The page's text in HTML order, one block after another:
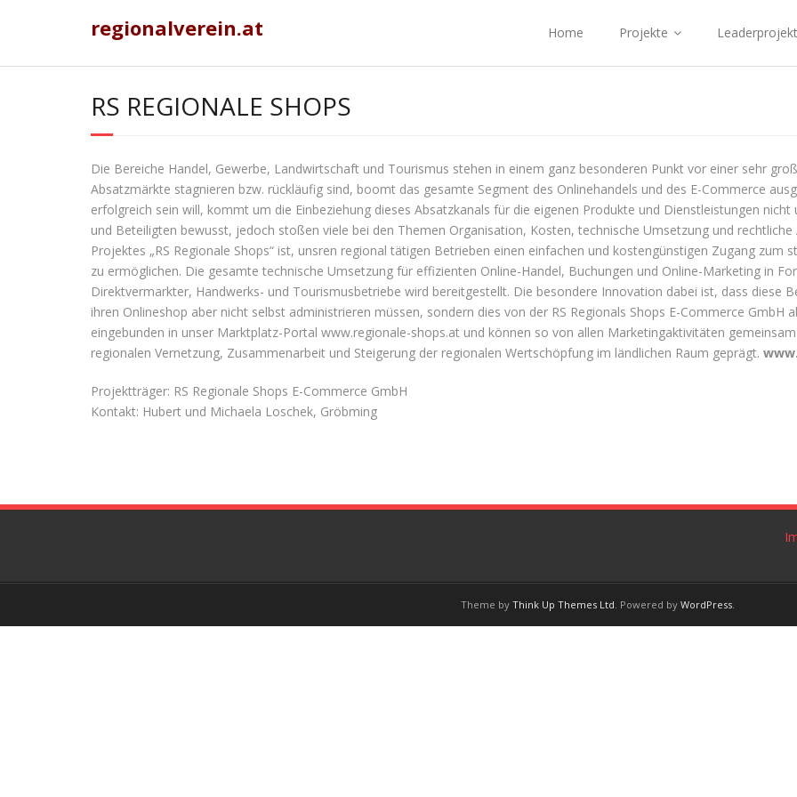
regionalverein.at Home Projekte
RS REGIONALE SHOPS
Die Bereiche Handel, Gewerbe, Landwirtschaft und Tourismus stehen in einem ganz besonderen Punkt vor einer sehr
Absatzmärkte stagnieren bzw. rückläufig sind, boomt das gesamte Segment des Onlinehandels und des E-Commerce
erfolgreich sein will, kommt um die Einbeziehung dieses Absatzkanals für die eigenen Produkte und Dienstleistungen
und Beteiligten bewusst, jedoch stoßen viele bei den Themen Organisation, Kosten, technische Umsetzung und
Projektes „RS Regionale Shops“ ist, unsren regional tätigen Betrieben einen einfachen und kostengünstigen Zugang zum
zu ermöglichen. Die gesamte technische Umsetzung für effizienten Online-Handel, Buchungen und Online-Marketing in
Direktvermarkter, Handwerks- und Tourismusbetriebe wird bereitgestellt. Die besondere Innovation dabei ist, dass diese
ihren Onlineshop aber nicht selbst administrieren müssen, sondern dies von der RS Regionals Shops E-Commerce GmbH
eingebunden in unser Marktplatz-Portal www.regionale-shops.at und können so von allen Marketingaktivitäten
regionalen Vernetzung, Zusammenarbeit und Steigerung der regionalen Wertschöpfung im ländlichen Raum geprägt.
Projektträger: RS Regionale Shops E-Commerce GmbH
Kontakt: Hubert und Michaela Loschek, Gröbming
Theme by Think Up Themes Ltd. Powered by WordPress.